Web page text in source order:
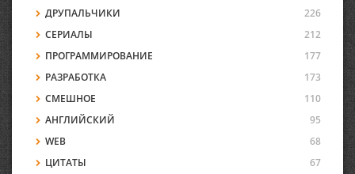
ДРУПАЛЬЧИКИ
226
СЕРИАЛЫ
212
ПРОГРАММИРОВАНИЕ
177
РАЗРАБОТКА
173
СМЕШНОЕ
110
АНГЛИЙСКИЙ
95
WEB
68
ЦИТАТЫ
67